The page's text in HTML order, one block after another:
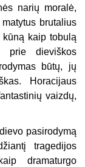
narių moralė,
brutalius
kaip tobulą
prie dieviškos
būtų, jų
Horacijaus
vaizdų,
pasirodymą
tragedijos
dramaturgo